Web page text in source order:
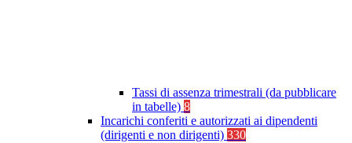
Tassi di assenza trimestrali (da pubblicare
in tabelle) 8
Incarichi conferiti e autorizzati ai dipendenti
(dirigenti e non dirigenti) 330